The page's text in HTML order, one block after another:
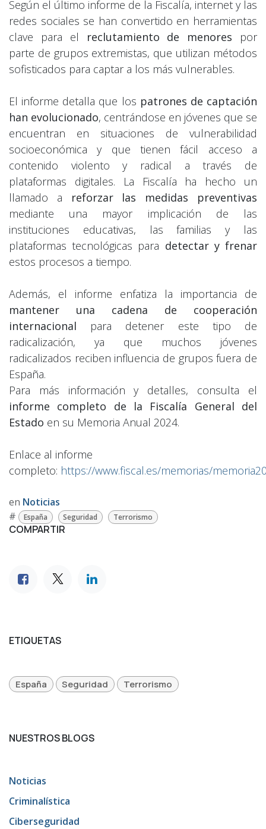
Según el último informe de la Fiscalía, internet y las
redes sociales se han convertido en herramientas
clave para el
reclutamiento de menores por
parte de grupos extremistas, que utilizan métodos
sofisticados para captar a los más vulnerables.
El informe detalla que los patrones de captación
han evolucionado, centrándose en jóvenes que se
encuentran en situaciones de vulnerabilidad
socioeconómica y que tienen fácil acceso a
contenido violento y radical a través de
plataformas digitales. La Fiscalía ha hecho un
llamado a reforzar las medidas preventivas
mediante una mayor implicación de las
instituciones educativas, las familias y las
plataformas tecnológicas para detectar y frenar
estos procesos a tiempo.
Además, el informe enfatiza la importancia de
mantener una cadena de cooperación
internacional para detener este tipo de
radicalización, ya que muchos jóvenes
radicalizados reciben influencia de grupos fuera de
España.
Para más información y detalles, consulta el
informe completo de la Fiscalía General del
Estado en su Memoria Anual 2024.
Enlace al informe
completo: https://www.fiscal.es/memorias/
en Noticias
#
España Seguridad Terrorismo
COMPARTIR
ETIQUETAS
España Seguridad Terrorismo
NUESTROS BLOGS
Noticias
Criminalística
Ciberseguridad